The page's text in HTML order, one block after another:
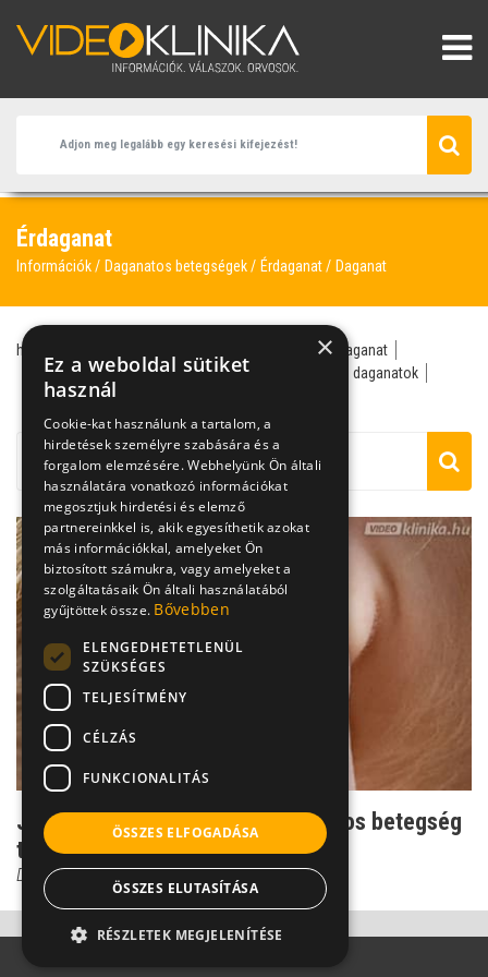
Érdaganat
Információk Daganatos betegségek Érdaganat Daganat
hemangióma anyajegy
daganat
érburjánzás
fül-orr-gégész fülzúgás
jóindulatú daganatok
sebész
Jól hallható szívdobbanások? Súlyos betegség
tünete is lehet...
Dr. Helfferich Frigyes
×
Ez a weboldal sütiket
használ
Cookie-kat használunk a tartalom, a
hirdetések személyre szabására és a
forgalom elemzésére. Webhelyünk Ön általi
használatára vonatkozó információkat
megosztjuk hirdetési és elemző
partnereinkkel is, akik egyesíthetik azokat
más információkkal, amelyeket Ön
biztosított számukra, vagy amelyeket a
szolgáltatásaik Ön általi használatából
gyűjtöttek össze. Bővebben
ELENGEDHETETLENÜL
SZÜKSÉGES
TELJESÍTMÉNY
CÉLZÁS
FUNKCIONALITÁS
ÖSSZES ELFOGADÁSA
ÖSSZES ELUTASÍTÁSA
RÉSZLETEK MEGJELENÍTÉSE